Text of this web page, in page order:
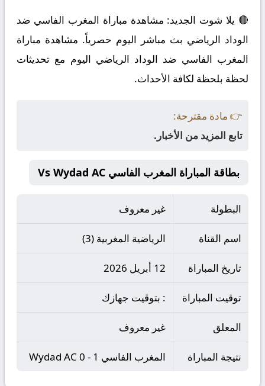
🔴 يلا شوت الجديد: مشاهدة مباراة المغرب الفاسي ضد
الوداد الرياضي بث مباشر اليوم حصرياً. مشاهدة مباراة
المغرب الفاسي ضد الوداد الرياضي اليوم مع تحديثات
لحظة بلحظة لكافة الأحداث.
👉 مادة مقترحة:
تابع المزيد من الأخبار.
بطاقة المباراة المغرب الفاسي Vs Wydad AC
البطولة غير معروف
اسم القناة الرياضية المغربية (3)
تاريخ المباراة 12 أبريل 2026
توقيت المباراة : بتوقيت جهازك
المعلق غير معروف
نتيجة المباراة المغرب الفاسي 1 - 0 Wydad AC